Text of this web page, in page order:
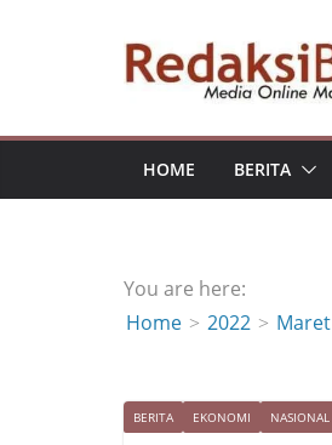
HOME BERITA
You are here:
Home
2022 Maret
BERITA EKONOMI NASIONAL